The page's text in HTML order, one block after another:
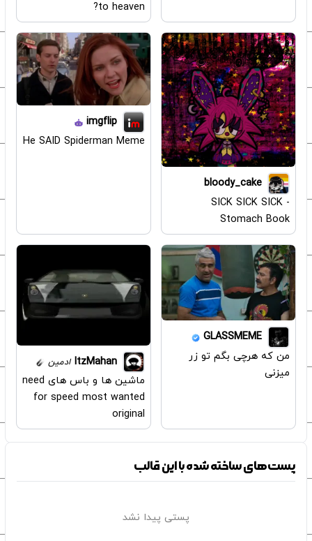
to heaven?
bloody_cake
SICK SICK SICK -
Stomach Book
imgflip
He SAID Spiderman Meme
GLASSMEME
من که هرچی بگم تو زر
میزنی
ItzMahan ادمین
ماشین ها و باس های need
for speed most wanted
original
پست‌های ساخته شده با این قالب
پستی پیدا نشد